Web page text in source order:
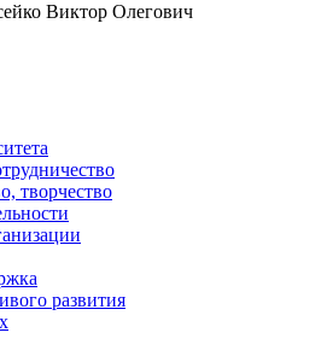
Виктор Олегович
творчество
развития